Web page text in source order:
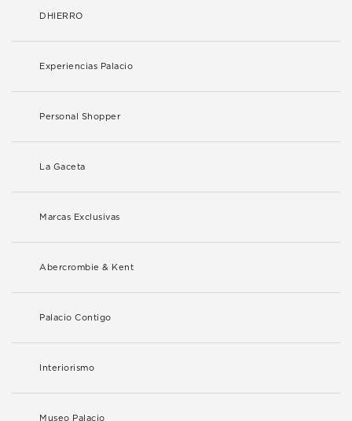
DHIERRO
Experiencias Palacio
Personal Shopper
La Gaceta
Marcas Exclusivas
Abercrombie & Kent
Palacio Contigo
Interiorismo
Museo Palacio